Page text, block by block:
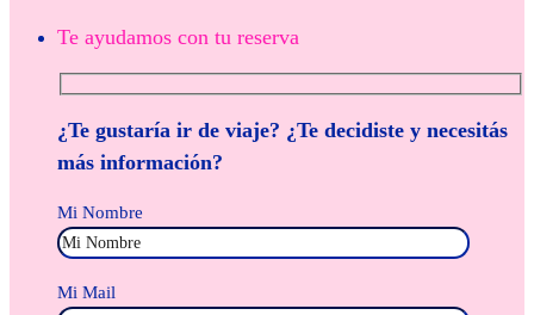
Te ayudamos con tu reserva
¿Te gustaría ir de viaje? ¿Te decidiste y necesitás
más información?
Mi Nombre
Mi Mail